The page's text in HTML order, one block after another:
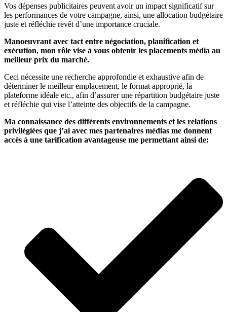
Vos dépenses publicitaires peuvent avoir un impact significatif sur
les performances de votre campagne, ainsi, une allocation budgétaire
juste et réfléchie revêt d’une importance cruciale.
Manoeuvrant avec tact entre négociation, planification et
exécution, mon rôle vise à vous obtenir les placements média au
meilleur prix du marché.
Ceci nécessite une recherche approfondie et exhaustive afin de
déterminer le meilleur emplacement, le format approprié, la
plateforme idéale etc., afin d’assurer une répartition budgétaire juste
et réfléchie qui vise l’atteinte des objectifs de la campagne.
Ma connaissance des différents environnements et les relations
privilégiées que j’ai avec mes partenaires médias me donnent
accès à une tarification avantageuse me permettant ainsi de: